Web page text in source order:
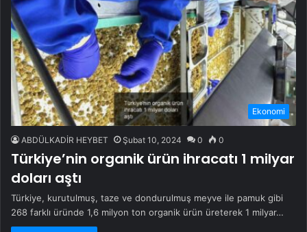
Ekonomi
ABDÜLKADİR HEYBET Şubat 10, 2024 0 0
Türkiye’nin organik ürün ihracatı 1 milyar
doları aştı
Türkiye, kurutulmuş, taze ve dondurulmuş meyve ile pamuk gibi
268 farklı üründe 1,6 milyon ton organik ürün üreterek 1 milyar…